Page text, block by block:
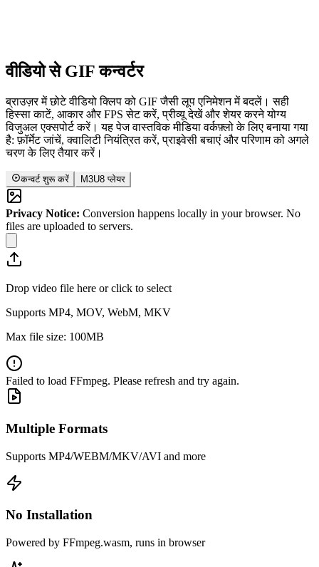
वीडियो से GIF कन्वर्टर
ब्राउज़र में छोटे वीडियो क्लिप को GIF जैसी लूप एनिमेशन में बदलें। सही
हिस्सा काटें, आकार और FPS सेट करें, प्रीव्यू देखें और शेयर करने योग्य
विजुअल एक्सपोर्ट करें। यह पेज वास्तविक मीडिया वर्कफ़्लो के लिए बनाया गया
है: फ़ॉर्मेट जांचें, क्वालिटी नियंत्रित करें, प्राइवेसी बचाएं और परिणाम को अगले
चरण के लिए तैयार करें।
कन्वर्ट शुरू करें M3U8 प्लेयर
Privacy Notice: Conversion happens locally in your browser. No
files are uploaded to servers.
Drop video file here or click to select
Supports MP4, MOV, WebM, MKV
Max file size: 100MB
Failed to load FFmpeg. Please refresh and try again.
Multiple Formats
Supports MP4/WEBM/MKV/AVI and more
No Installation
Powered by FFmpeg.wasm, runs in browser